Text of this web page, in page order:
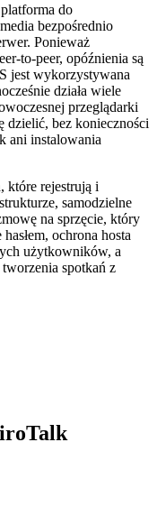
do
bezpośrednio
Ponieważ
to-peer, opóźnienia są
jest wykorzystywana
działa wiele
przeglądarki
dzielić, bez konieczności
ani instalowania
które rejestrują i
samodzielne
na sprzęcie, który
ochrona hosta
użytkowników, a
spotkań z